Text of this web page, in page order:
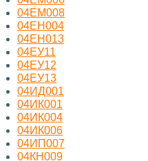
04ЕМ008
04ЕН004
04ЕН013
04ЕУ11
04ЕУ12
04ЕУ13
04ИД001
04ИК001
04ИК004
04ИК006
04ИП007
04КН009